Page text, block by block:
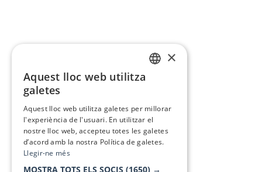
×
Aquest lloc web utilitza
galetes
Aquest lloc web utilitza galetes per millorar
l'experiència de l'usuari. En utilitzar el
nostre lloc web, accepteu totes les galetes
d’acord amb la nostra Política de galetes.
Llegir-ne més
MOSTRA TOTS ELS SOCIS (1650) →